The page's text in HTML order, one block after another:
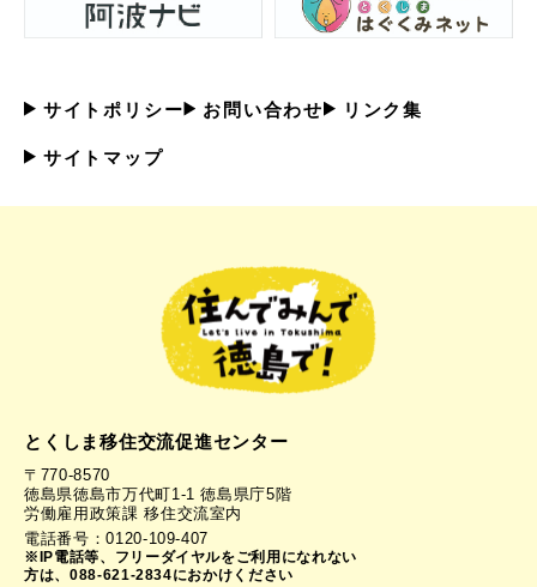
サイトポリシー お問い合わせ リンク集
サイトマップ
とくしま移住交流促進センター
〒770-8570
徳島県徳島市万代町1-1 徳島県庁5階
労働雇用政策課 移住交流室内
電話番号：0120-109-407
※IP電話等、フリーダイヤルをご利用になれない
方は、088-621-2834におかけください